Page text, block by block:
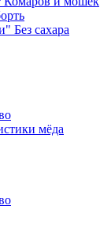
Без сахара
мёда